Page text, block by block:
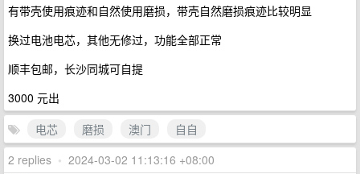
有带壳使用痕迹和自然使用磨损，带壳自然磨损痕迹比较明显
换过电池电芯，其他无修过，功能全部正常
顺丰包邮，长沙同城可自提
3000 元出
电芯
磨损 澳门
自自
2 replies • 2024-03-02 11:13:16 +08:00